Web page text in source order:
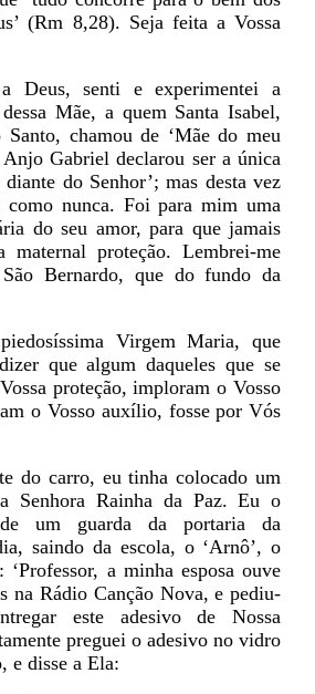
(Rm 8,28). Seja feita a Vossa
a Deus, senti e experimentei a
Mãe, a quem Santa Isabel,
chamou de ‘Mãe do meu
Anjo Gabriel declarou ser a única
diante do Senhor’; mas desta vez
como nunca. Foi para mim uma
do seu amor, para que jamais
maternal proteção. Lembrei-me
Bernardo, que do fundo da
Virgem Maria, que
que algum daqueles que se
proteção, imploram o Vosso
o Vosso auxílio, fosse por Vós
do carro, eu tinha colocado um
Senhora Rainha da Paz. Eu o
um guarda da portaria da
saindo da escola, o ‘Arnô’, o
‘Professor, a minha esposa ouve
na Rádio Canção Nova, e pediu-
este adesivo de Nossa
preguei o adesivo no vidro
e disse a Ela: